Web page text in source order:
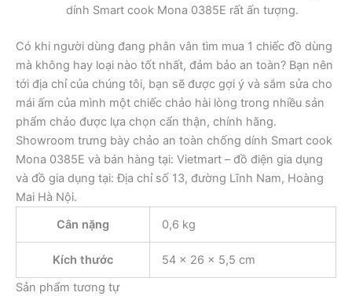
dính Smart cook Mona 0385E rất ấn tượng.
Có khi người dùng đang phân vân tìm mua 1 chiếc đồ dùng
mà không hay loại nào tốt nhất, đảm bảo an toàn? Bạn nên
tới địa chỉ của chúng tôi, bạn sẽ được gợi ý và sắm sửa cho
mái ấm của mình một chiếc chảo hài lòng trong nhiều sản
phẩm chảo được lựa chọn cẩn thận, chính hãng.
Showroom trưng bày chảo an toàn chống dính Smart cook
Mona 0385E và bán hàng tại: Vietmart – đồ điện gia dụng
và đồ gia dụng tại: Địa chỉ số 13, đường Lĩnh Nam, Hoàng
Mai Hà Nội.
Cân nặng
0,6 kg
Kích thước
54 × 26 × 5,5 cm
Sản phẩm tương tự